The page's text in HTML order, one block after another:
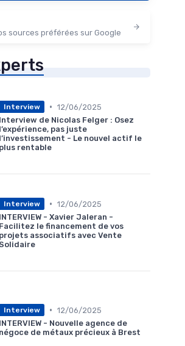
sources préférées sur Google
Interview • 12/06/2025
Interview de Nicolas Felger : Osez
l’expérience, pas juste
l’investissement - Le nouvel actif le
plus rentable
Interview • 12/06/2025
INTERVIEW - Xavier Jaleran -
Facilitez le financement de vos
projets associatifs avec Vente
Solidaire
Interview • 12/06/2025
INTERVIEW - Nouvelle agence de
négoce de métaux précieux à Brest